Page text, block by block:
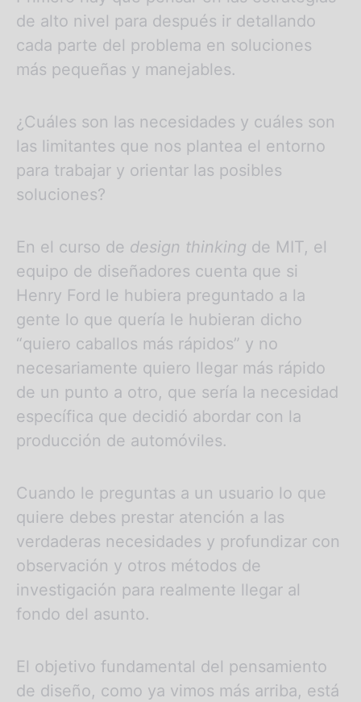
de alto nivel para después ir detallando
cada parte del problema en soluciones
más pequeñas y manejables.
¿Cuáles son las necesidades y cuáles son
las limitantes que nos plantea el entorno
para trabajar y orientar las posibles
soluciones?
En el curso de design thinking de MIT, el
equipo de diseñadores cuenta que si
Henry Ford le hubiera preguntado a la
gente lo que quería le hubieran dicho
“quiero caballos más rápidos” y no
necesariamente quiero llegar más rápido
de un punto a otro, que sería la necesidad
específica que decidió abordar con la
producción de automóviles.
Cuando le preguntas a un usuario lo que
quiere debes prestar atención a las
verdaderas necesidades y profundizar con
observación y otros métodos de
investigación para realmente llegar al
fondo del asunto.
El objetivo fundamental del pensamiento
de diseño, como ya vimos más arriba, está